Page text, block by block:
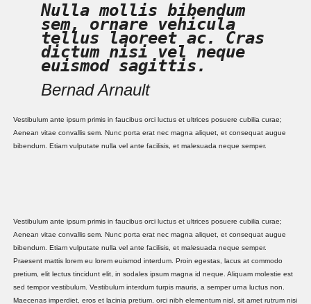
Nulla mollis bibendum
sem, ornare vehicula
tellus laoreet ac. Cras
dictum nisi vel neque
euismod sagittis.
Bernad Arnault
Vestibulum ante ipsum primis in faucibus orci luctus et ultrices posuere cubilia curae;
Aenean vitae convallis sem. Nunc porta erat nec magna aliquet, et consequat augue
bibendum. Etiam vulputate nulla vel ante facilisis, et malesuada neque semper.
Vestibulum ante ipsum primis in faucibus orci luctus et ultrices posuere cubilia curae;
Aenean vitae convallis sem. Nunc porta erat nec magna aliquet, et consequat augue
bibendum. Etiam vulputate nulla vel ante facilisis, et malesuada neque semper.
Praesent mattis lorem eu lorem euismod interdum. Proin egestas, lacus at commodo
pretium, elit lectus tincidunt elit, in sodales ipsum magna id neque. Aliquam molestie est
sed tempor vestibulum. Vestibulum interdum turpis mauris, a semper urna luctus non.
Maecenas imperdiet, eros et lacinia pretium, orci nibh elementum nisl, sit amet rutrum nisi